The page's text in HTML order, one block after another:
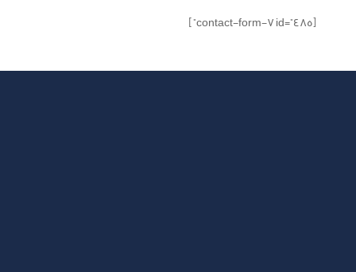
[contact-form-7 id="485" ]